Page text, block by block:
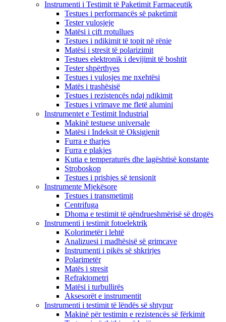
Instrumenti i Testimit të Paketimit Farmaceutik
Testues i performancës së paketimit
Tester vulosjeje
Matësi i çift rrotullues
Testues i ndikimit të topit në rënie
Matësi i stresit të polarizimit
Testues elektronik i devijimit të boshtit
Tester shpërthyes
Testues i vulosjes me nxehtësi
Matës i trashësisë
Testues i rezistencës ndaj ndikimit
Testues i vrimave me fletë alumini
Instrumentet e Testimit Industrial
Makinë testuese universale
Matësi i Indeksit të Oksigjenit
Furra e tharjes
Furra e plakjes
Kutia e temperaturës dhe lagështisë konstante
Stroboskop
Testues i prishjes së tensionit
Instrumente Mjekësore
Testues i transmetimit
Centrifuga
Dhoma e testimit të qëndrueshmërisë së drogës
Instrumenti i testimit fotoelektrik
Kolorimetër i lehtë
Analizuesi i madhësisë së grimcave
Instrumenti i pikës së shkrirjes
Polarimetër
Matës i stresit
Refraktometri
Matësi i turbullirës
Aksesorët e instrumentit
Instrumenti i testimit të lëndës së shtypur
Makinë për testimin e rezistencës së fërkimit